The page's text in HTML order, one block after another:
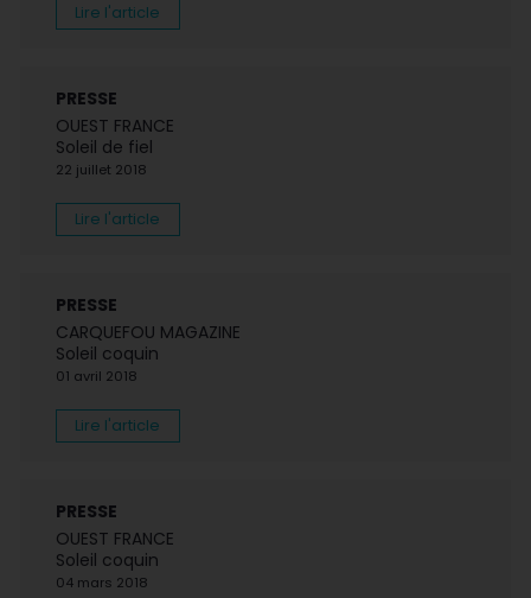
Lire l'article
PRESSE
OUEST FRANCE
Soleil de fiel
22 juillet 2018
Lire l'article
PRESSE
CARQUEFOU MAGAZINE
Soleil coquin
01 avril 2018
Lire l'article
PRESSE
OUEST FRANCE
Soleil coquin
04 mars 2018